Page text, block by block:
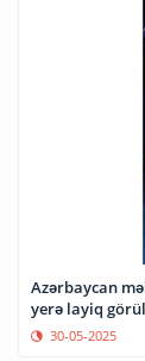
Azərbaycan
yerə layiq
30-05-2025